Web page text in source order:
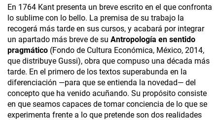
En 1764 Kant presenta un breve escrito en el que confronta
lo sublime con lo bello. La premisa de su trabajo la
recogerá más tarde en sus cursos, y acabará por integrar
un apartado más breve de su Antropología en sentido
pragmático (Fondo de Cultura Económica, México, 2014,
que distribuye Gussi), obra que compuso una década más
tarde. En el primero de los textos superabunda en la
diferenciación —para que se entienda la novedad— del
concepto que ha venido acuñando. Su propósito consiste
en que seamos capaces de tomar conciencia de lo que se
experimenta frente a lo que pretende son dos realidades